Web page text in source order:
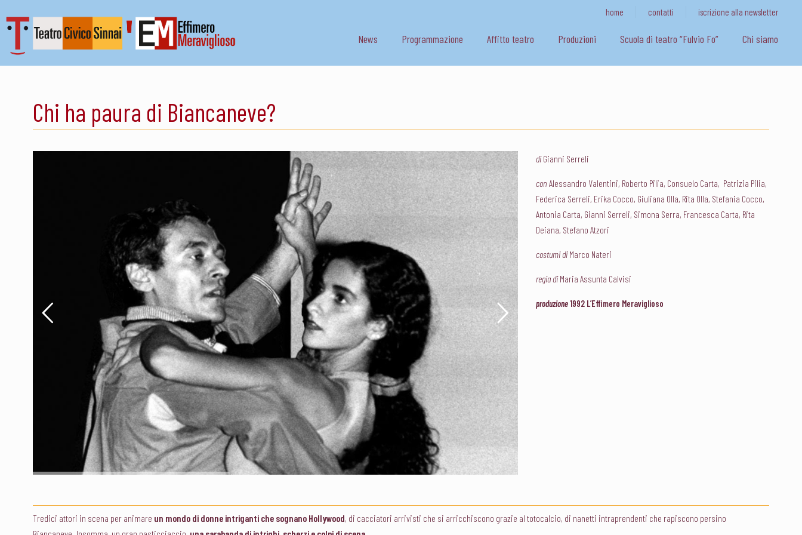
home contatti iscrizione alla newsletter
News Programmazione Affitto teatro Produzioni Scuola di teatro “Fulvio Fo” Chi siamo
Chi ha paura di Biancaneve?
diGianni Serreli
con Alessandro Valentini, Roberto Pilia, Consuelo Carta, Patrizia Pilia,
Federica Serreli, Erika Cocco, Giuliana Olla, Rita Olla, Stefania Cocco,
Antonia Carta, Gianni Serreli, Simona Serra, Francesca Carta, Rita
Deiana, Stefano Atzori
costumi diMarco Nateri
regia diMaria Assunta Calvisi
produzione1992 L’Effimero Meraviglioso
Tredici attori in scena per animare un mondo di donne intriganti che sognano Hollywood, di cacciatori arrivisti che si arricchiscono grazie al totocalcio, di nanetti intraprendenti che rapiscono persino